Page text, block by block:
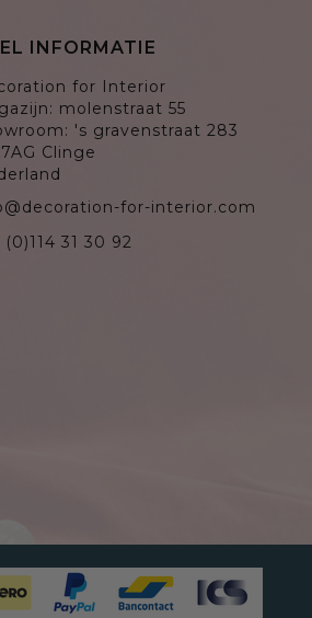
INFORMATIE
for Interior
molenstraat 55
's gravenstraat 283
Clinge
for-interior.com
(0)114 31 30 92